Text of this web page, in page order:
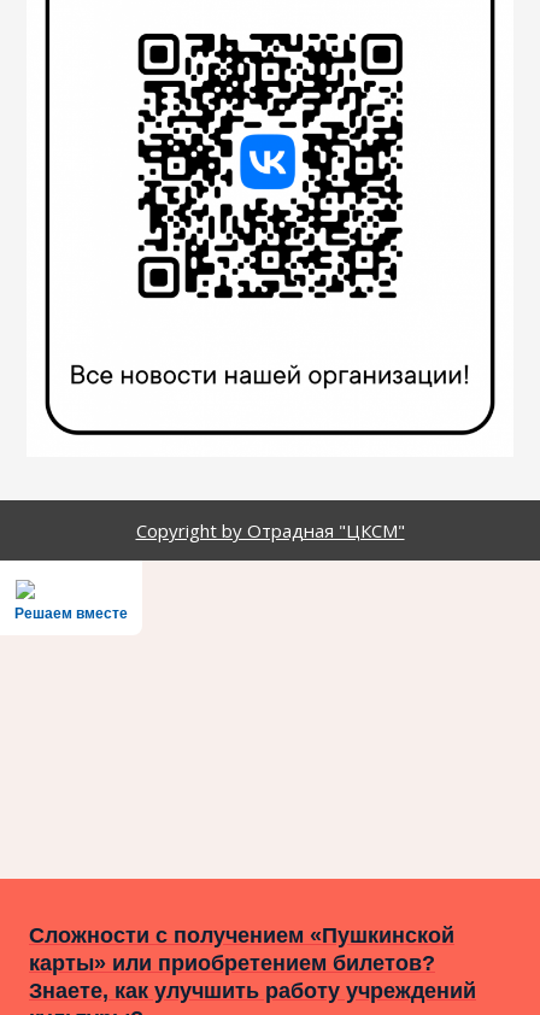
Copyright by Отрадная "ЦКСМ"
Решаем вместе
Сложности с получением «Пушкинской
карты» или приобретением билетов?
Знаете, как улучшить работу учреждений